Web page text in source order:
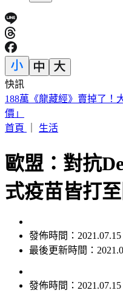
快訊
遠見天下創辦人高希均90
認同
首頁
生活
歐盟：對抗
式疫苗皆打
發佈時間：2021.07.15
最後更新時間：
發佈時間：